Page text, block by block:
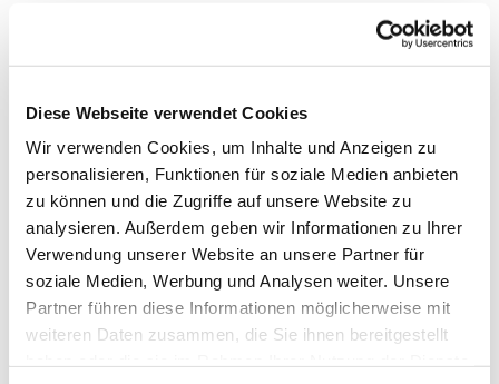
Diese Webseite verwendet Cookies
Wir verwenden Cookies, um Inhalte und Anzeigen zu
personalisieren, Funktionen für soziale Medien anbieten
zu können und die Zugriffe auf unsere Website zu
analysieren. Außerdem geben wir Informationen zu Ihrer
Verwendung unserer Website an unsere Partner für
soziale Medien, Werbung und Analysen weiter. Unsere
Partner führen diese Informationen möglicherweise mit
weiteren Daten zusammen, die Sie ihnen bereitgestellt
Dies könnte Sie auch